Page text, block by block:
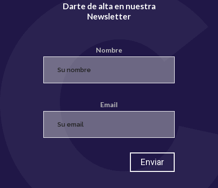
Darte de alta en nuestra
Newsletter
Nombre
Email